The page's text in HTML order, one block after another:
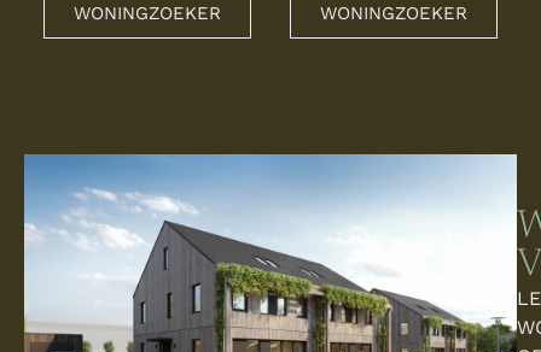
WONINGZOEKER WONINGZOEKER